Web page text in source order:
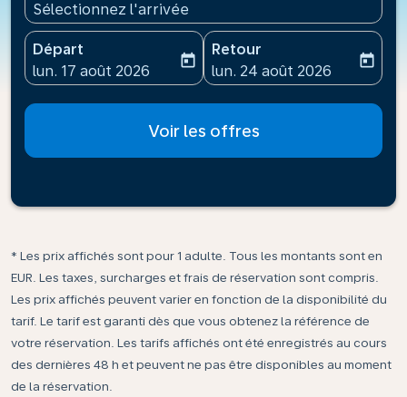
Sélectionnez l'arrivée
Départ
fc-booking-departure-date-aria-label
lun. 17 août 2026
today
Retour
fc-booking-return-date-
lun. 24 août 2026
today
Voir les offres
* Les prix affichés sont pour 1 adulte. Tous les montants sont en
EUR. Les taxes, surcharges et frais de réservation sont compris.
Les prix affichés peuvent varier en fonction de la disponibilité du
tarif. Le tarif est garanti dès que vous obtenez la référence de
votre réservation. Les tarifs affichés ont été enregistrés au cours
des dernières 48 h et peuvent ne pas être disponibles au moment
de la réservation.